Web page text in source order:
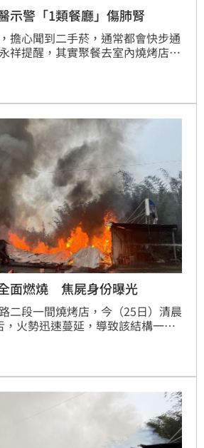
示警「1類餐廳」傷肺腎
擔心聞到二手菸，通常都會快步通
祥提醒，其實聚餐去室內燒烤店吃
應，長期下來不僅傷肺還會傷腎。
面燃燒 焦屍身份曝光
二段一間燒烤店，今（25日）清晨
，火勢迅速蔓延，導致該結構一樓
，經調查，死者為20歲男常客，因